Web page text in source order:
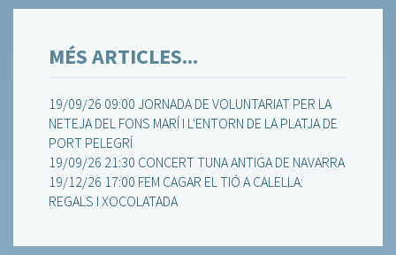
MÉS ARTICLES...
19/09/26 09:00 JORNADA DE VOLUNTARIAT PER LA
NETEJA DEL FONS MARÍ I L'ENTORN DE LA PLATJA DE
PORT PELEGRÍ
19/09/26 21:30 CONCERT TUNA ANTIGA DE NAVARRA
19/12/26 17:00 FEM CAGAR EL TIÓ A CALELLA:
REGALS I XOCOLATADA